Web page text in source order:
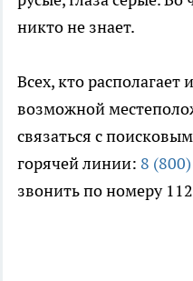
никто не знает.
Всех, кто
возможной
связаться с
горячей линии: 8
звонить по номеру